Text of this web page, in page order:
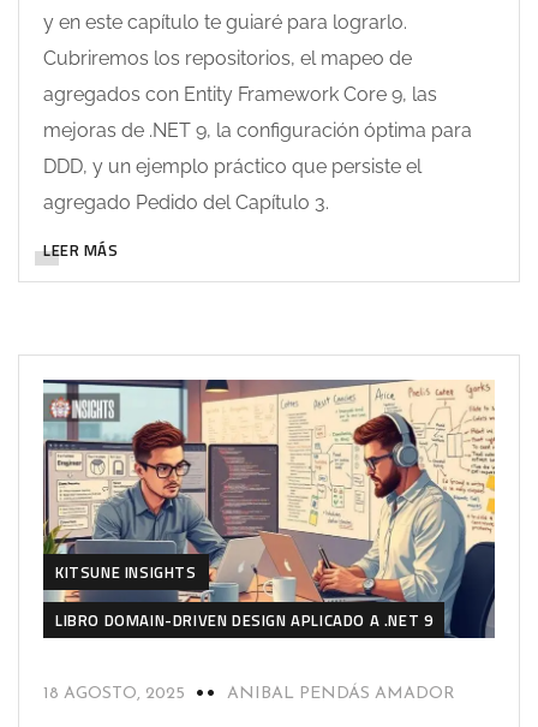
y en este capítulo te guiaré para lograrlo.
Cubriremos los repositorios, el mapeo de
agregados con Entity Framework Core 9, las
mejoras de .NET 9, la configuración óptima para
DDD, y un ejemplo práctico que persiste el
agregado Pedido del Capítulo 3.
LEER MÁS
KITSUNE INSIGHTS
LIBRO DOMAIN-DRIVEN DESIGN APLICADO A .NET 9
18 AGOSTO, 2025 ANIBAL PENDÁS AMADOR